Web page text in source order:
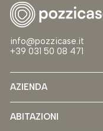
info@pozzicase.it
+39 031 50 08 471
AZIENDA
ABITAZIONI